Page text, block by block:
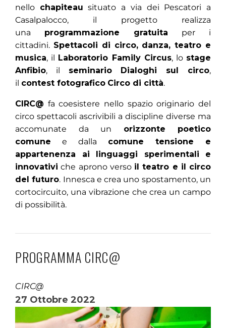
nello chapiteau situato a via dei Pescatori a
Casalpalocco, il progetto realizza
una programmazione gratuita per i
cittadini. Spettacoli di circo, danza, teatro e
musica, il Laboratorio Family Circus, lo stage
Anfibio, il seminario Dialoghi sul circo,
il contest fotografico Circo di città.
CIRC@ fa coesistere nello spazio originario del
circo spettacoli ascrivibili a discipline diverse ma
accomunate da un orizzonte poetico
comune e dalla comune tensione e
appartenenza ai linguaggi sperimentali e
innovativi che aprono verso il teatro e il circo
del futuro. Innesca e crea uno spostamento, un
cortocircuito, una vibrazione che crea un campo
di possibilità.
PROGRAMMA CIRC@
CIRC@
27 Ottobre 2022